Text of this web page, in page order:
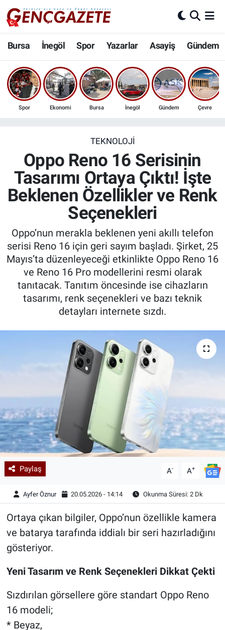
Bursa İnegöl Spor Yazarlar Asayiş Gündem
Spor Ekonomi Bursa İnegöl Gündem Çevre
TEKNOLOJI
Oppo Reno 16 Serisinin
Tasarımı Ortaya Çıktı! İşte
Beklenen Özellikler ve Renk
Seçenekleri
Oppo’nun merakla beklenen yeni akıllı telefon
serisi Reno 16 için geri sayım başladı. Şirket, 25
Mayıs’ta düzenleyeceği etkinlikte Oppo Reno 16
ve Reno 16 Pro modellerini resmi olarak
tanıtacak. Tanıtım öncesinde ise cihazların
tasarımı, renk seçenekleri ve bazı teknik
detayları internete sızdı.
Paylaş A- A+
Ayfer Öznur 20.05.2026 - 14:14 Okunma Süresi: 2 Dk
Ortaya çıkan bilgiler, Oppo’nun özellikle kamera
ve batarya tarafında iddialı bir seri hazırladığını
gösteriyor.
Yeni Tasarım ve Renk Seçenekleri Dikkat Çekti
Sızdırılan görsellere göre standart Oppo Reno
16 modeli;
* Beyaz,
Bursa
İnegöl
3.SAYFA
Ekonomi
Güncel
Kadın & Aile
Kültür & Sanat
Sağlık
Astroloji-Rüya
Nöbetçi Eczaneler
Hava Durumu
Trafik Durumu
Son Dakika Haberleri
Haber Arşivi